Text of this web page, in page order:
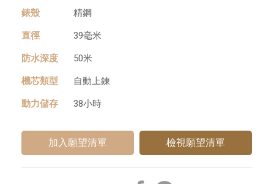
錶殼 精鋼
直徑 39毫米
防⽔深度 50米
機芯類型 ⾃動上鍊
動⼒儲存 38小時
檢視願望清單